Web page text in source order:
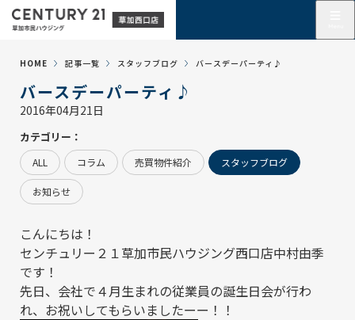
HOME 記事一覧 スタッフブログ バースデーパーティ♪
バースデーパーティ♪
2016年04月21日
カテゴリー：
ALL コラム 売買物件紹介 スタッフブログ
お知らせ
こんにちは！
センチュリー２１草加市民ハウジング西口店中村由季
です！
先日、会社で４月生まれの従業員の誕生日会が行わ
れ、お祝いしてもらいましたーー！！